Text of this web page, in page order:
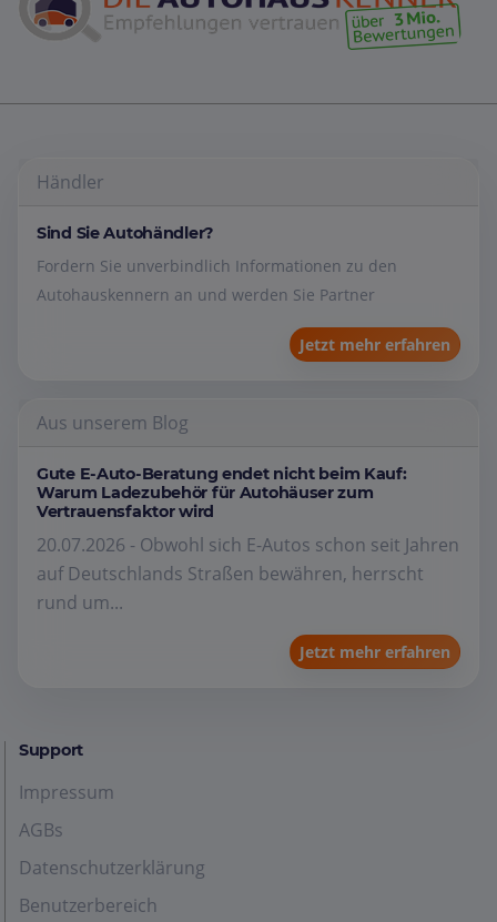
Händler
Sind Sie Autohändler?
Fordern Sie unverbindlich Informationen zu den
Autohauskennern an und werden Sie Partner
Jetzt mehr erfahren
Aus unserem Blog
Gute E-Auto-Beratung endet nicht beim Kauf:
Warum Ladezubehör für Autohäuser zum
Vertrauensfaktor wird
20.07.2026 - Obwohl sich E-Autos schon seit Jahren
auf Deutschlands Straßen bewähren, herrscht
rund um...
Jetzt mehr erfahren
Support
Impressum
AGBs
Datenschutzerklärung
Benutzerbereich